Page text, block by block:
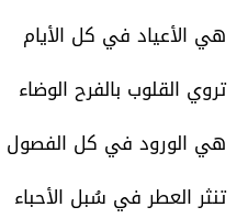
هي الأعياد في كل الأيام
تروي القلوب بالفرح الوضاء
هي الورود في كل الفصول
تنثر العطر في سُبل الأحباء